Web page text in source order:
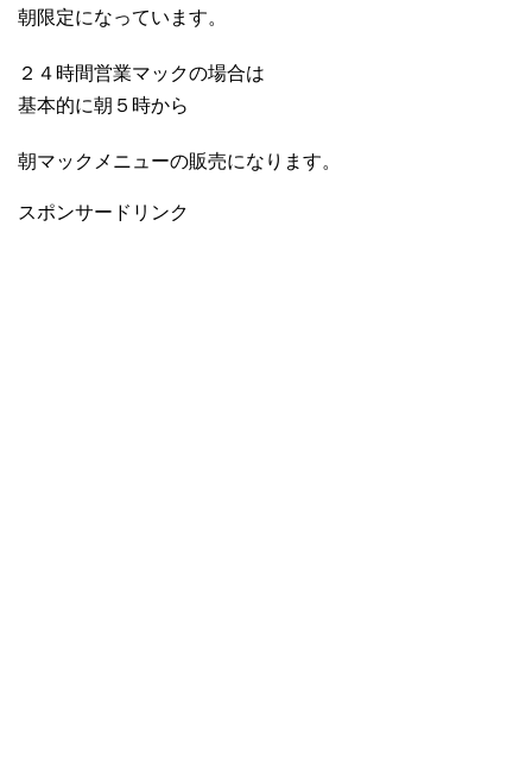
朝限定になっています。
２４時間営業マックの場合は
基本的に朝５時から
朝マックメニューの販売になります。
スポンサードリンク